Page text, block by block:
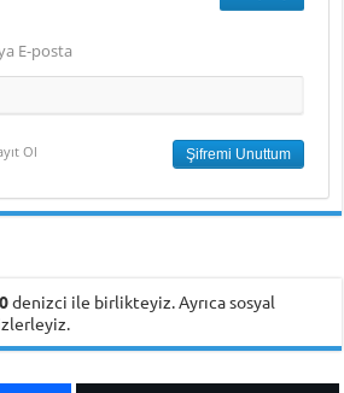
E-posta
Ol
denizci ile birlikteyiz. Ayrıca sosyal